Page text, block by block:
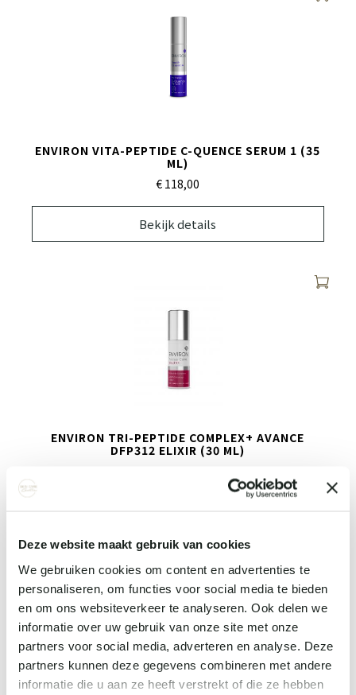
Deze website maakt gebruik van cookies
We gebruiken cookies om content en advertenties te
personaliseren, om functies voor social media te bieden
en om ons websiteverkeer te analyseren. Ook delen we
informatie over uw gebruik van onze site met onze
partners voor social media, adverteren en analyse. Deze
partners kunnen deze gegevens combineren met andere
informatie die u aan ze heeft verstrekt of die ze hebben
ENVIRON VITA-PEPTIDE C-QUENCE SERUM 1 (35
ML)
€ 118,00
Bekijk details
ENVIRON TRI-PEPTIDE COMPLEX+ AVANCE
DFP312 ELIXIR (30 ML)